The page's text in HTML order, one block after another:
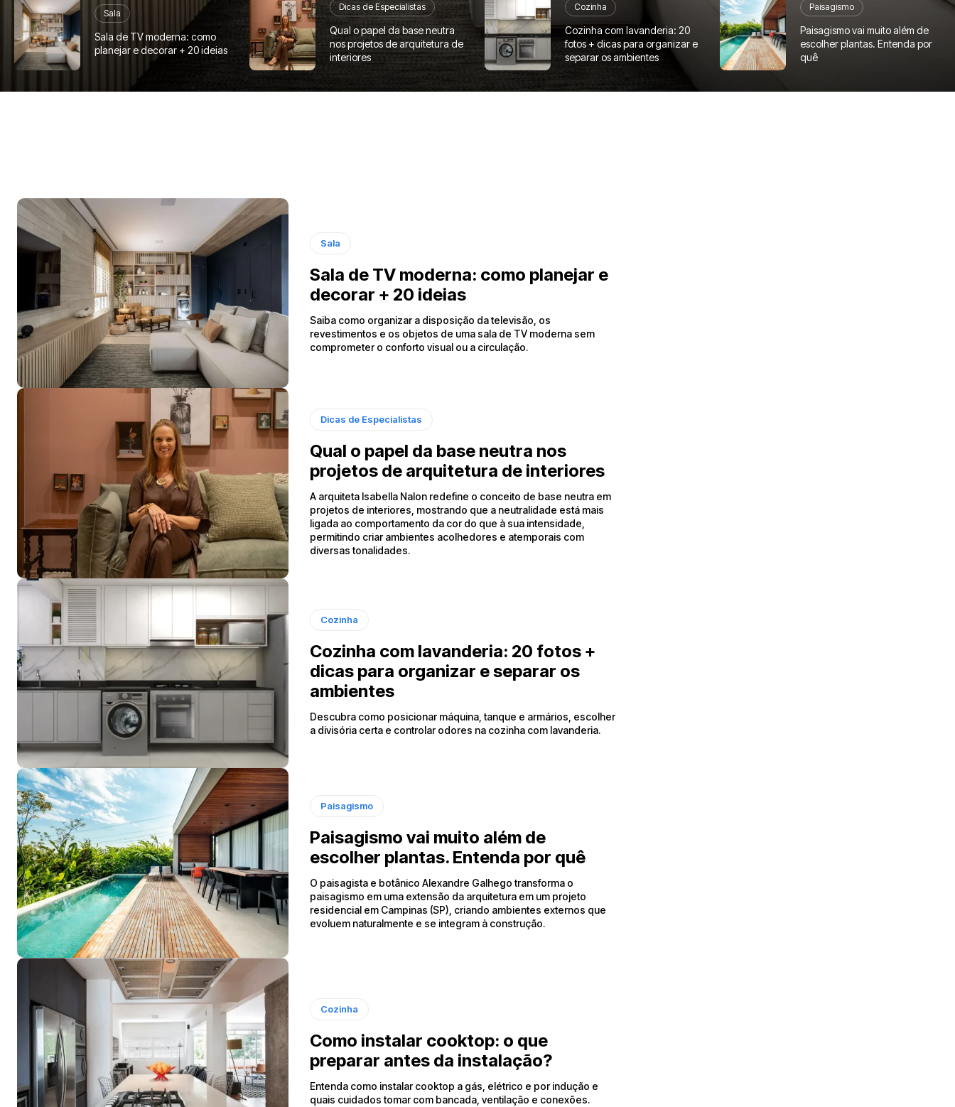
Sala
Sala de TV moderna: como
planejar e decorar + 20 ideias
Dicas de Especialistas
Qual o papel da base neutra
nos projetos de arquitetura de
interiores
Cozinha
Cozinha com lavanderia: 20
fotos + dicas para organizar e
separar os ambientes
Paisagismo
Paisagismo vai muito além de
escolher plantas. Entenda por
quê
Sala
Sala de TV moderna: como planejar e
decorar + 20 ideias
Saiba como organizar a disposição da televisão, os
revestimentos e os objetos de uma sala de TV moderna sem
comprometer o conforto visual ou a circulação.
Dicas de Especialistas
Qual o papel da base neutra nos
projetos de arquitetura de interiores
A arquiteta Isabella Nalon redefine o conceito de base neutra em
projetos de interiores, mostrando que a neutralidade está mais
ligada ao comportamento da cor do que à sua intensidade,
permitindo criar ambientes acolhedores e atemporais com
diversas tonalidades.
Cozinha
Cozinha com lavanderia: 20 fotos +
dicas para organizar e separar os
ambientes
Descubra como posicionar máquina, tanque e armários, escolher
a divisória certa e controlar odores na cozinha com lavanderia.
Paisagismo
Paisagismo vai muito além de
escolher plantas. Entenda por quê
O paisagista e botânico Alexandre Galhego transforma o
paisagismo em uma extensão da arquitetura em um projeto
residencial em Campinas (SP), criando ambientes externos que
evoluem naturalmente e se integram à construção.
Cozinha
Como instalar cooktop: o que
preparar antes da instalação?
Entenda como instalar cooktop a gás, elétrico e por indução e
quais cuidados tomar com bancada, ventilação e conexões.